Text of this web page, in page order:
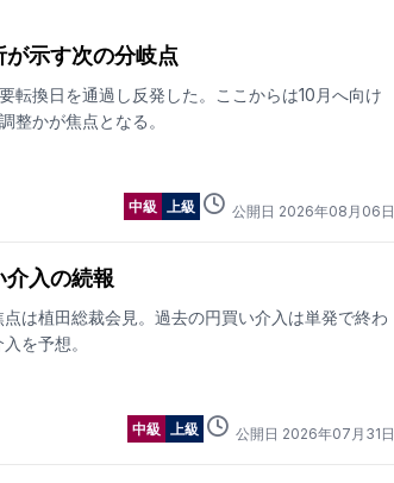
示す次の分岐点
転換日を通過し反発した。ここからは10月へ向け
整かが焦点となる。
中級 上級 公開日 2026年08 月 06 日
介入の続報
は植田総裁会見。過去の円買い介入は単発で終わ
を予想。
中級 上級 公開日 2026年07 月 31 日